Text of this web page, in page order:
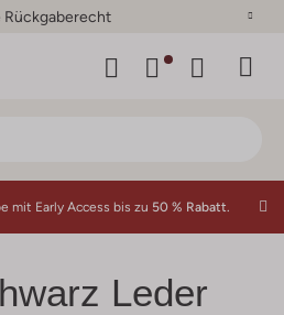
Rückgaberecht
mit Early Access bis zu 50 % Rabatt.
Leder